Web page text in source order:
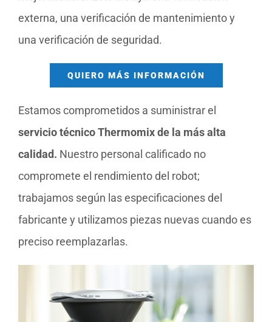
externa, una verificación de mantenimiento y
una verificación de seguridad.
QUIERO MÁS INFORMACIÓN
Estamos comprometidos a suministrar el
servicio técnico Thermomix de la más alta
calidad. Nuestro personal calificado no
compromete el rendimiento del robot;
trabajamos según las especificaciones del
fabricante y utilizamos piezas nuevas cuando es
preciso reemplazarlas.